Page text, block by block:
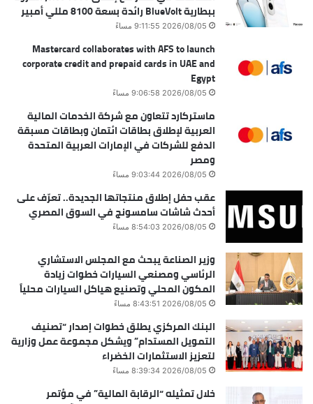
ببطارية BlueVolt رائدة بسعة 8100 مللي أمبير
2026/08/05 9:11:55 مساءً
Mastercard collaborates with AFS to launch
corporate credit and prepaid cards in UAE and
Egypt
2026/08/05 9:06:58 مساءً
ماستركارد تتعاون مع شركة الخدمات المالية
العربية لإطلاق بطاقات ائتمان وبطاقات مسبقة
الدفع للشركات في الإمارات العربية المتحدة
ومصر
2026/08/05 9:03:44 مساءً
عقب حفل إطلاق منتجاتها الجديدة.. تعرّف على
أحدث شاشات سامسونج في السوق المصري
2026/08/05 8:54:03 مساءً
وزير الصناعة يبحث مع المجلس الاستشاري
الرئاسي ومصنعي السيارات خطوات زيادة
المكون المحلي وتصنيع هياكل السيارات محلياً
2026/08/05 8:43:51 مساءً
البنك المركزي يطلق خطوات إصدار “تصنيف
التمويل المستدام” ويشكل مجموعة عمل وزارية
لتعزيز الاستثمارات الخضراء
2026/08/05 8:39:34 مساءً
خلال تمثيله “الرقابة المالية” في مؤتمر